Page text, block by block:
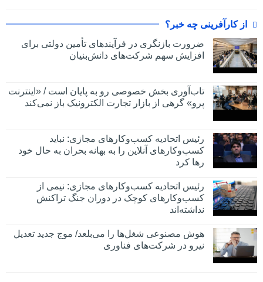
از کارآفرینی چه خبر؟
ضرورت بازنگری در فرآیندهای تأمین دولتی برای
افزایش سهم شرکت‌های دانش‌بنیان
تاب‌آوری بخش خصوصی رو به پایان است / «اینترنت
پرو» گرهی از بازار تجارت الکترونیک باز نمی‌کند
رئیس اتحادیه کسب‌وکارهای مجازی: نباید
کسب‌وکارهای آنلاین را به بهانه بحران به حال خود
رها کرد
رئیس اتحادیه کسب‌وکارهای مجازی: نیمی از
کسب‌وکارهای کوچک در دوران جنگ‌ تراکنش
نداشته‌اند
هوش مصنوعی شغل‌ها را می‌بلعد/ موج جدید تعدیل
نیرو در شرکت‌های فناوری